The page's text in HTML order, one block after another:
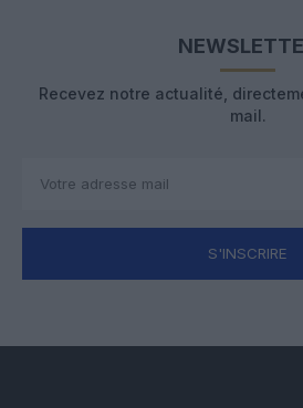
Recevez notre actualité,
mail.
S'INSCRIRE